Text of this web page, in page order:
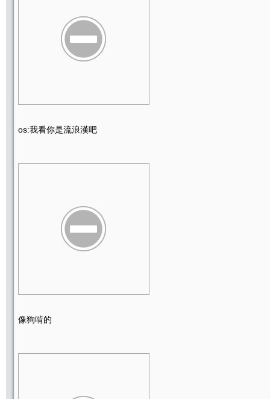
os:我看你是流浪漢吧
像狗啃的